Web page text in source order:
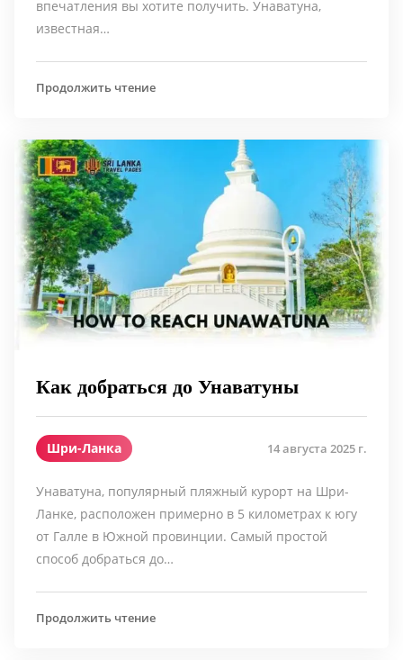
впечатления вы хотите получить. Унаватуна,
известная…
Продолжить чтение
Как добраться до Унаватуны
Шри-Ланка 14 августа 2025 г.
Унаватуна, популярный пляжный курорт на Шри-
Ланке, расположен примерно в 5 километрах к югу
от Галле в Южной провинции. Самый простой
способ добраться до…
Продолжить чтение